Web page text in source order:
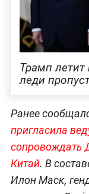
Трамп
леди
Ранее
пригласила
сопровождать
Китай. В
Илон Маск,